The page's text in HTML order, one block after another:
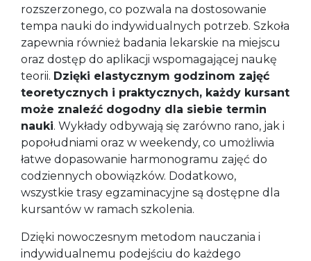
rozszerzonego, co pozwala na dostosowanie
tempa nauki do indywidualnych potrzeb. Szkoła
zapewnia również badania lekarskie na miejscu
oraz dostęp do aplikacji wspomagającej naukę
teorii. Dzięki elastycznym godzinom zajęć
teoretycznych i praktycznych, każdy kursant
może znaleźć dogodny dla siebie termin
nauki. Wykłady odbywają się zarówno rano, jak i
popołudniami oraz w weekendy, co umożliwia
łatwe dopasowanie harmonogramu zajęć do
codziennych obowiązków. Dodatkowo,
wszystkie trasy egzaminacyjne są dostępne dla
kursantów w ramach szkolenia.
Dzięki nowoczesnym metodom nauczania i
indywidualnemu podejściu do każdego